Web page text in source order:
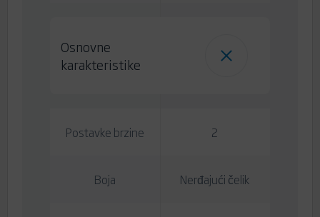
Osnovne
karakteristike
Postavke brzine 2
Boja Nerđajući čelik